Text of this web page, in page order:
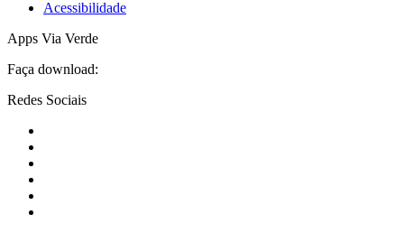
Acessibilidade
Apps Via Verde
Faça download:
Redes Sociais